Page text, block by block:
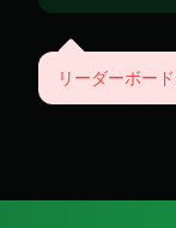
リーダーボー